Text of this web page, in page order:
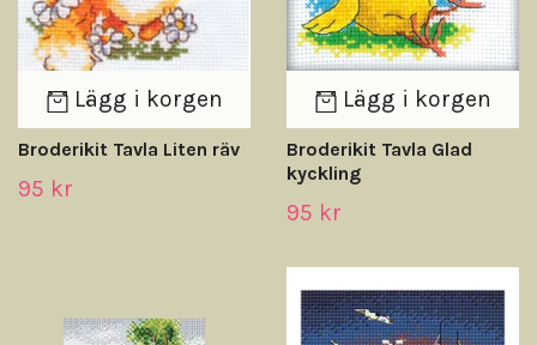
Lägg i korgen
Broderikit Tavla Liten räv
95 kr
Lägg i korgen
Broderikit Tavla Glad
kyckling
95 kr